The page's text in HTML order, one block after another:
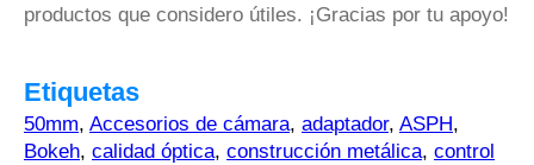
productos que considero útiles. ¡Gracias por tu apoyo!
Etiquetas
50mm, Accesorios de cámara, adaptador, ASPH,
Bokeh, calidad óptica, construcción metálica, control